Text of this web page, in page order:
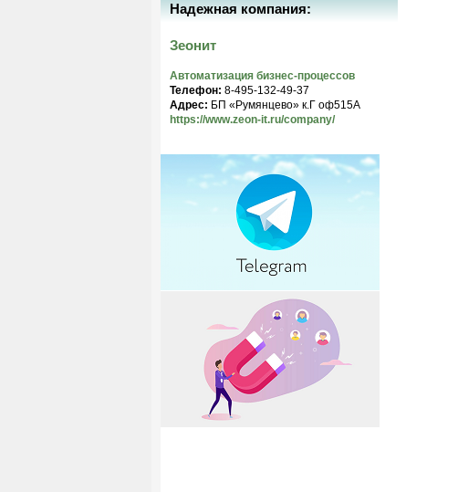
Надежная компания:
Зеонит
Автоматизация бизнес-процессов
Телефон: 8-495-132-49-37
Адрес: БП «Румянцево» к.Г оф515A
https://www.zeon-it.ru/company/